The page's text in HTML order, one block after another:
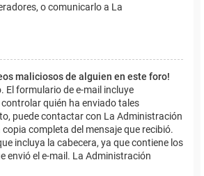
o comunicarlo a La
maliciosos de alguien en este foro!
El formulario de e-mail incluye
quién ha enviado tales
puede contactar con La Administración
completa del mensaje que recibió.
incluya la cabecera, ya que contiene los
envió el e-mail. La Administración